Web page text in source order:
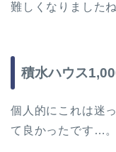
難しくなりました
積水ハウス
個人的にこれは迷
て良かったです…。